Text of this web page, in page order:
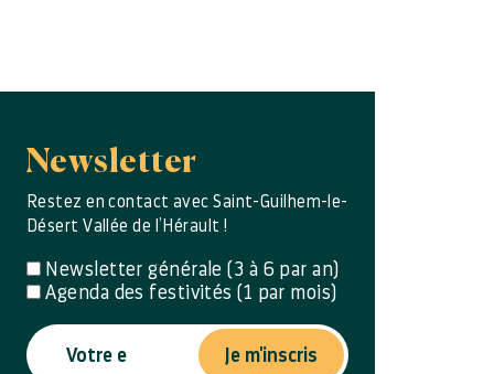
Newsletter
Restez en contact avec Saint-Guilhem-le-
Désert Vallée de l’Hérault !
Newsletter générale (3 à 6 par an)
Agenda des festivités (1 par mois)
Je m'inscris